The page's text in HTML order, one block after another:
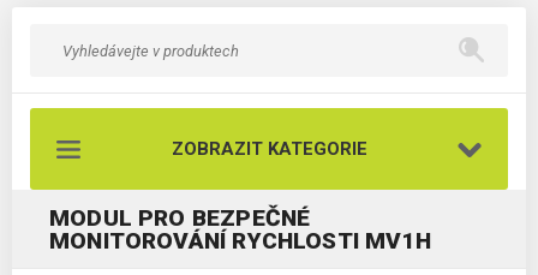
ZOBRAZIT KATEGORIE
MODUL PRO BEZPEČNÉ
MONITOROVÁNÍ RYCHLOSTI MV1H